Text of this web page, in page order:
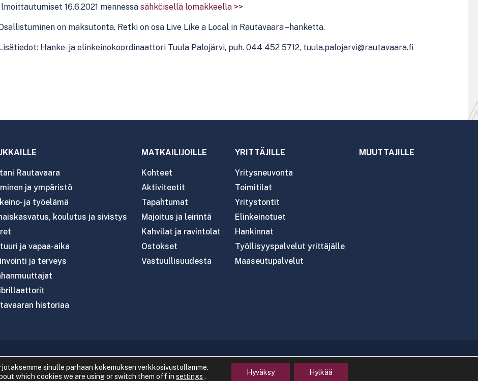
16.6.2021 mennessä sähköisellä lomakkeella >>
on maksutonta. Retki on osa Live Like a Local in Rautavaara –hanketta.
Hanke- ja elinkeinokoordinaattori Tuula Palojärvi, puh. 044 452 5712, tuula.palojarvi@rautavaara.fi
Rautavaara
ja ympäristö
ja työelämä
koulutus ja sivistys
ja vapaa-aika
ja terveys
historiaa
MATKAILIJOILLE
Kohteet
Aktiviteetit
Tapahtumat
Majoitus ja leirintä
Kahvilat ja ravintolat
Ostokset
Vastuullisuudesta
YRITTÄJILLE
Yritysneuvonta
Toimitilat
Yritystontit
Elinkeinotuet
Hankinnat
Työllisyyspalvelut yrittäjälle
Maaseutupalvelut
MUUTTAJILLE
sinulle parhaan kokemuksen verkkosivustollamme.
which cookies we are using or switch them off insettings . Hyväksy Hylkää